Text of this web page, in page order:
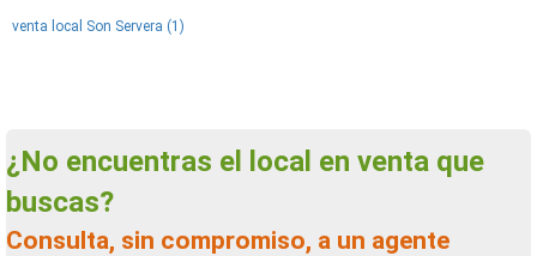
venta local Son Servera (1)
¿No encuentras el local en venta que
buscas?
Consulta, sin compromiso, a un agente